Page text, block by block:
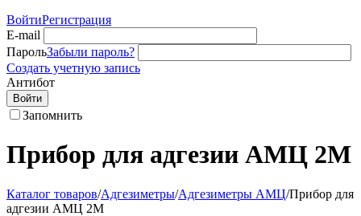
ВойтиРегистрация
E-mail
ПарольЗабыли пароль?
Создать учетную запись
Антибот
Войти
Запомнить
Прибор для адгезии АМЦ 2М
Каталог товаров/Адгезиметры/Адгезиметры АМЦ/Прибор для
адгезии АМЦ 2М